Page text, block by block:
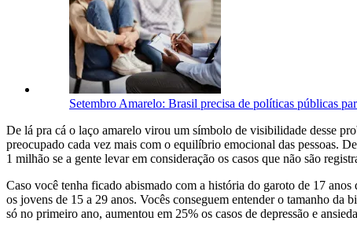
Setembro Amarelo: Brasil precisa de políticas públicas
De lá pra cá o laço amarelo virou um símbolo de visibilidade desse
preocupado cada vez mais com o equilíbrio emocional das pessoas.
1 milhão se a gente levar em consideração os casos que não são
Caso você tenha ficado abismado com a história do garoto de 17
os jovens de 15 a 29 anos. Vocês conseguem entender o tamanho
só no primeiro ano, aumentou em 25% os casos de depressão e